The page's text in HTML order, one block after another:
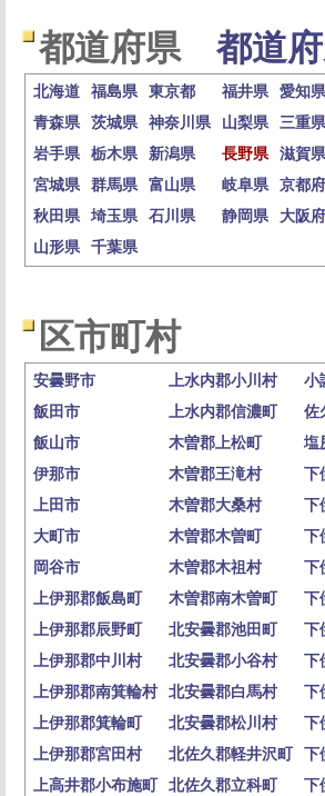
都道府県 都道
北海道 福島県 東京都 福井県 愛知県
青森県
茨城県 神奈川県 山梨県 三重県
岩手県
栃木県 新潟県 長野県 滋賀県
宮城県
群馬県 富山県 岐阜県 京都府
秋田県
埼玉県 石川県 静岡県 大阪府
山形県
千葉県
区市町村
安曇野市 上水内郡小川村 小
飯田市
上水内郡信濃町 佐
飯山市
木曽郡上松町 塩
伊那市
木曽郡王滝村 下
上田市
木曽郡大桑村 下
大町市
木曽郡木曽町 下
岡谷市
木曽郡木祖村 下
上伊那郡飯島町
木曽郡南木曽町 下
上伊那郡辰野町
北安曇郡池田町 下
上伊那郡中川村
北安曇郡小谷村 下
上伊那郡南箕輪村
北安曇郡白馬村 下
上伊那郡箕輪町
北安曇郡松川村 下
上伊那郡宮田村
北佐久郡軽井沢町 下
上高井郡小布施町
北佐久郡立科町 下